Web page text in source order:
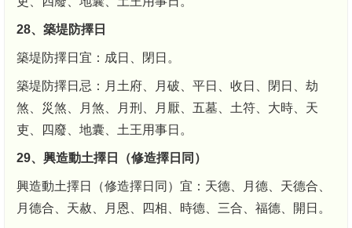
28、築堤防擇日
築堤防擇日宜：成日、閉日。
築堤防擇日忌：月土府、月破、平日、收日、閉日、劫
煞、災煞、月煞、月刑、月厭、五墓、土符、大時、天
吏、四廢、地囊、土王用事日。
29、興造動土擇日（修造擇日同）
興造動土擇日（修造擇日同）宜：天德、月德、天德合、
月德合、天赦、月恩、四相、時德、三合、福德、開日。